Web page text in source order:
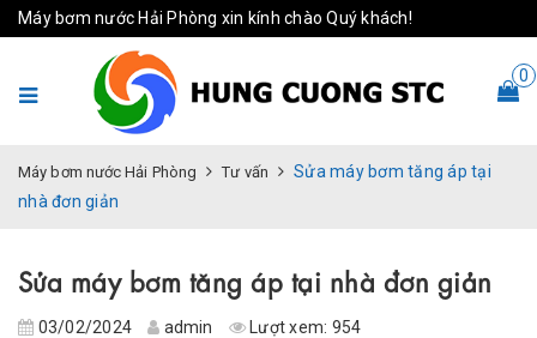
Máy bơm nước Hải Phòng xin kính chào Quý khách!
0
Máy bơm nước Hải Phòng Tư vấn
Sửa máy bơm tăng áp tại
nhà đơn giản
Sửa máy bơm tăng áp tại nhà đơn giản
03/02/2024 admin Lượt xem: 954